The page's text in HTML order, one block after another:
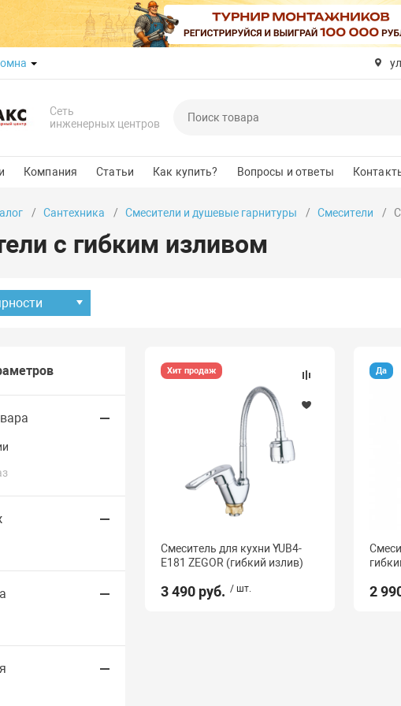
Сеть
инженерных центров
Компания Статьи Как купить? Вопросы и ответы
Сантехника Смесители и душевые гарнитуры Смесители
с гибким изливом
Хит продаж
Смеситель для кухни YUB4-
E181 ZEGOR (гибкий излив)
3 490 руб. / шт.
Да
2